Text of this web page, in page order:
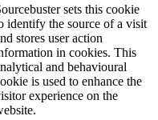
sets this cookie
identify the source of a visit
stores user action
in cookies. This
and behavioural
is used to enhance the
experience on the